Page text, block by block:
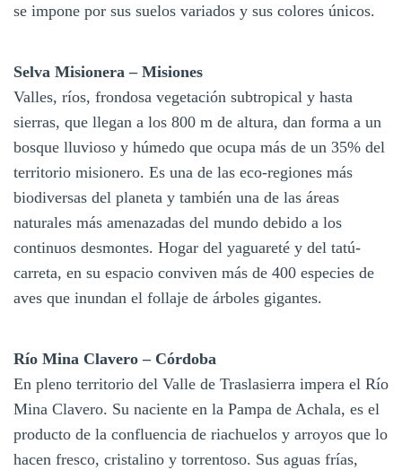
se impone por sus suelos variados y sus colores únicos.
Selva Misionera – Misiones
Valles, ríos, frondosa vegetación subtropical y hasta
sierras, que llegan a los 800 m de altura, dan forma a un
bosque lluvioso y húmedo que ocupa más de un 35% del
territorio misionero. Es una de las eco-regiones más
biodiversas del planeta y también una de las áreas
naturales más amenazadas del mundo debido a los
continuos desmontes. Hogar del yaguareté y del tatú-
carreta, en su espacio conviven más de 400 especies de
aves que inundan el follaje de árboles gigantes.
Río Mina Clavero – Córdoba
En pleno territorio del Valle de Traslasierra impera el Río
Mina Clavero. Su naciente en la Pampa de Achala, es el
producto de la confluencia de riachuelos y arroyos que lo
hacen fresco, cristalino y torrentoso. Sus aguas frías,